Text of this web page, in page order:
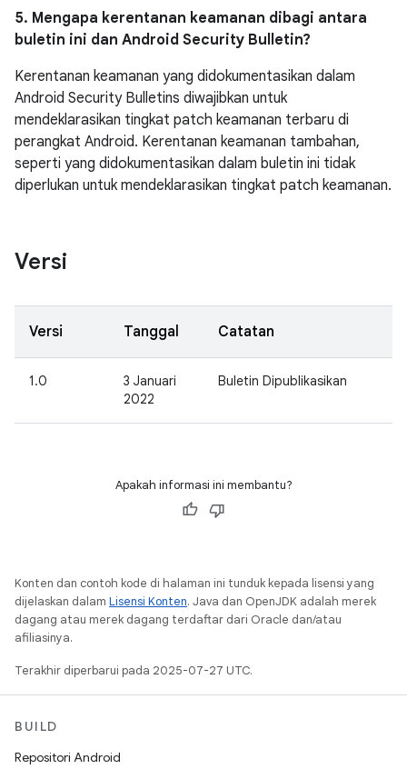
5. Mengapa kerentanan keamanan dibagi antara
buletin ini dan Android Security Bulletin?
Kerentanan keamanan yang didokumentasikan dalam
Android Security Bulletins diwajibkan untuk
mendeklarasikan tingkat patch keamanan terbaru di
perangkat Android. Kerentanan keamanan tambahan,
seperti yang didokumentasikan dalam buletin ini tidak
diperlukan untuk mendeklarasikan tingkat patch keamanan.
Versi
Versi Tanggal Catatan
1.0
3 Januari
2022
Buletin Dipublikasikan
Apakah informasi ini membantu?
Konten dan contoh kode di halaman ini tunduk kepada lisensi yang
dijelaskan dalam Lisensi Konten. Java dan OpenJDK adalah merek
dagang atau merek dagang terdaftar dari Oracle dan/atau
afiliasinya.
Terakhir diperbarui pada 2025-07-27 UTC.
BUILD
Repositori Android